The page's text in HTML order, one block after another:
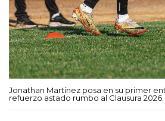
Jonathan Martínez posa en su primer
refuerzo astado rumbo al Clausura 2026.